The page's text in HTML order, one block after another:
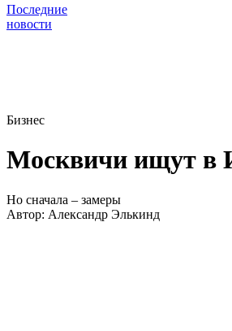
Последние
новости
Бизнес
Москвичи ищут в
Но сначала – замеры
Автор: Александр Элькинд